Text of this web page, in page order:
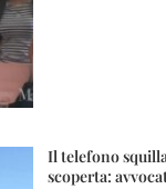
Il telefono
scoperta: